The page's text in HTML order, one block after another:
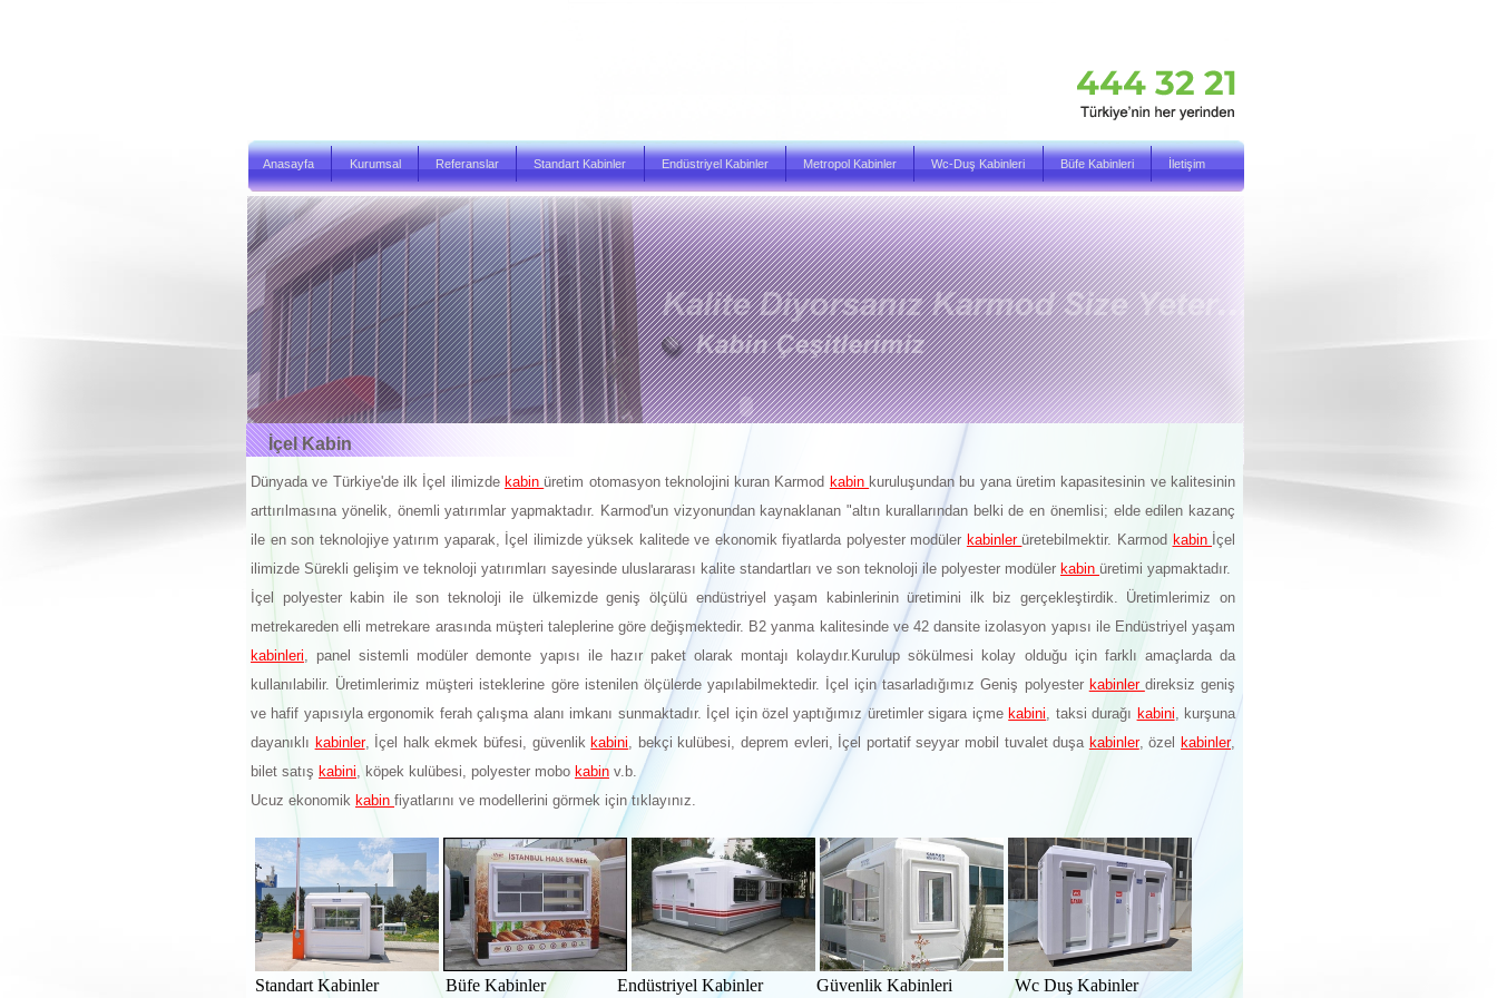
Anasayfa Kurumsal Referanslar Standart Kabinler Endüstriyel Kabinler Metropol Kabinler Wc-Duş Kabinleri Büfe Kabinleri İletişim
İçel Kabin
Dünyada ve Türkiye'de ilk İçel ilimizde kabin üretim otomasyon teknolojini kuran Karmod kabin kuruluşundan bu yana üretim kapasitesinin ve kalitesinin
arttırılmasına yönelik, önemli yatırımlar yapmaktadır. Karmod'un vizyonundan kaynaklanan "altın kurallarından belki de en önemlisi; elde edilen kazanç
ile en son teknolojiye yatırım yaparak, İçel ilimizde yüksek kalitede ve ekonomik fiyatlarda polyester modüler kabinler üretebilmektir. Karmod kabin İçel
ilimizde Sürekli gelişim ve teknoloji yatırımları sayesinde uluslararası kalite standartları ve son teknoloji ile polyester modüler kabin üretimi yapmaktadır.
İçel polyester kabin ile son teknoloji ile ülkemizde geniş ölçülü endüstriyel yaşam kabinlerinin üretimini ilk biz gerçekleştirdik. Üretimlerimiz on
metrekareden elli metrekare arasında müşteri taleplerine göre değişmektedir. B2 yanma kalitesinde ve 42 dansite izolasyon yapısı ile Endüstriyel yaşam
kabinleri, panel sistemli modüler demonte yapısı ile hazır paket olarak montajı kolaydır.Kurulup sökülmesi kolay olduğu için farklı amaçlarda da
kullanılabilir. Üretimlerimiz müşteri isteklerine göre istenilen ölçülerde yapılabilmektedir. İçel için tasarladığımız Geniş polyester kabinler direksiz geniş
ve hafif yapısıyla ergonomik ferah çalışma alanı imkanı sunmaktadır. İçel için özel yaptığımız üretimler sigara içme kabini, taksi durağı kabini, kurşuna
dayanıklı kabinler, İçel halk ekmek büfesi, güvenlik kabini, bekçi kulübesi, deprem evleri, İçel portatif seyyar mobil tuvalet duşa kabinler, özel kabinler,
bilet satış kabini, köpek kulübesi, polyester mobo kabin v.b.
Ucuz ekonomik kabin fiyatlarını ve modellerini görmek için tıklayınız.
Standart Kabinler Büfe Kabinler Endüstriyel Kabinler Güvenlik Kabinleri Wc Duş Kabinler